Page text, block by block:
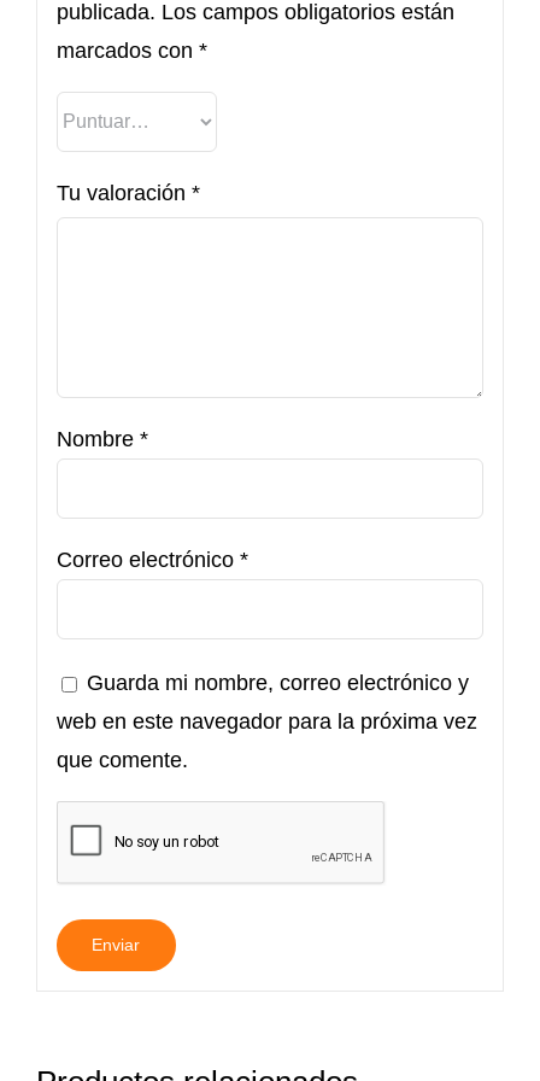
publicada. Los campos obligatorios están
marcados con *
Tu valoración *
Nombre *
Correo electrónico *
Guarda mi nombre, correo electrónico y
web en este navegador para la próxima vez
que comente.